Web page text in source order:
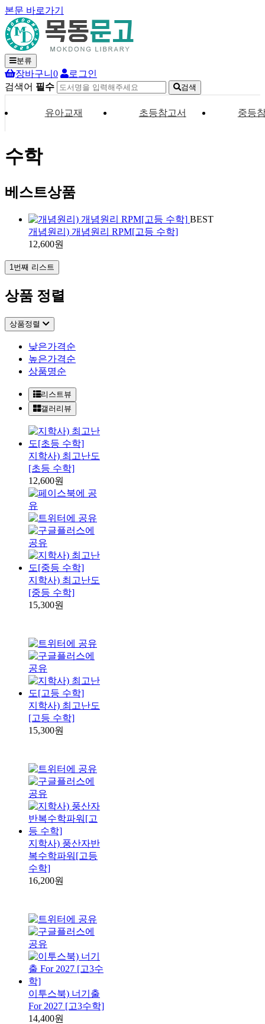
본문 바로가기
분류
장바구니 0
로그인
검색어 필수 검색
유아교재 초등참고서 중등
수학
베스트상품
BEST
개념원리) 개념원리 RPM[고등 수학]
12,600원
1번째 리스트
상품 정렬
상품정렬
낮은가격순
높은가격순
상품명순
리스트뷰
갤러리뷰
지학사) 최고난도
[초등 수학]
12,600원
지학사) 최고난도
[중등 수학]
15,300원
지학사) 최고난도
[고등 수학]
15,300원
지학사) 풍산자반
복수학파워[고등
수학]
16,200원
이투스북) 너기출
For 2027 [고3수학]
14,400원